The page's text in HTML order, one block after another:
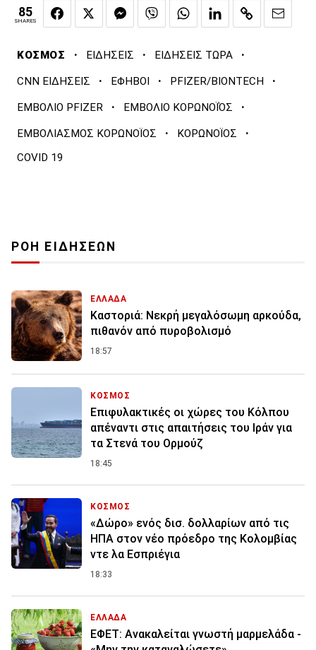
85
SHARES
ΚΟΣΜΟΣ · ΕΙΔΗΣΕΙΣ · ΕΙΔΗΣΕΙΣ ΤΩΡΑ ·
CNN ΕΙΔΗΣΕΙΣ · ΕΦΗΒΟΙ · PFIZER/BIONTECH ·
ΕΜΒΟΛΙΟ PFIZER · ΕΜΒΟΛΙΟ ΚΟΡΩΝΟΪΌΣ ·
ΕΜΒΟΛΙΑΣΜΟΣ ΚΟΡΩΝΟΪΟΣ · ΚΟΡΩΝΟΪΟΣ ·
COVID 19
ΡΟΗ ΕΙΔΗΣΕΩΝ
ΕΛΛΑΔΑ
Καστοριά: Νεκρή μεγαλόσωμη αρκούδα,
πιθανόν από πυροβολισμό
18:57
ΚΟΣΜΟΣ
Επιφυλακτικές οι χώρες του Κόλπου
απέναντι στις απαιτήσεις του Ιράν για
τα Στενά του Ορμούζ
18:45
ΚΟΣΜΟΣ
«Δώρο» ενός δισ. δολλαρίων από τις
ΗΠΑ στον νέο πρόεδρο της Κολομβίας
ντε λα Εσπριέγια
18:33
ΕΛΛΑΔΑ
ΕΦΕΤ: Ανακαλείται γνωστή μαρμελάδα -